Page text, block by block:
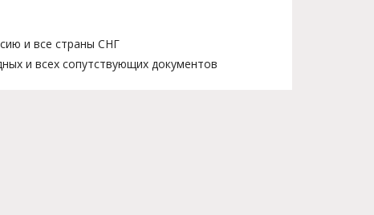
и все страны СНГ
и всех сопутствующих документов